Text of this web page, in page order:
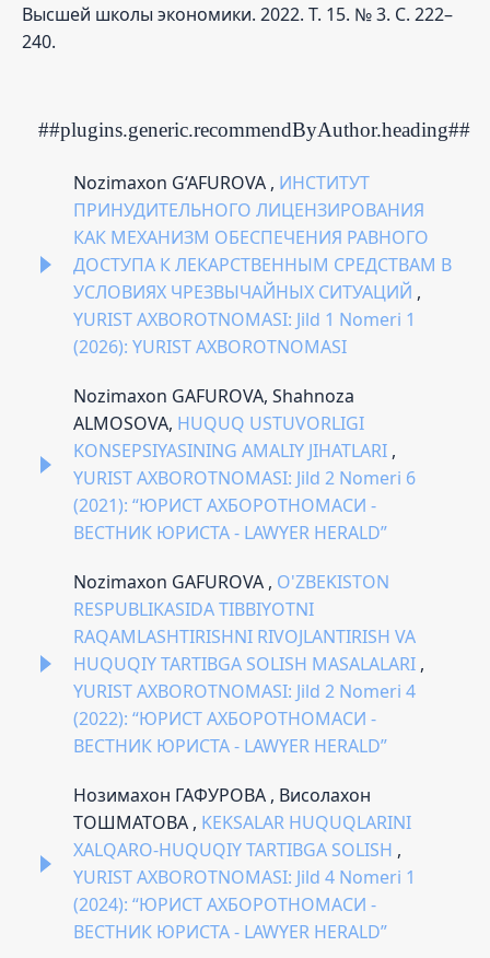
Высшей школы экономики. 2022. Т. 15. № 3. С. 222–
240.
##plugins.generic.recommendByAuthor.heading##
Nozimaxon G‘AFUROVA , ИНСТИТУТ
ПРИНУДИТЕЛЬНОГО ЛИЦЕНЗИРОВАНИЯ
КАК МЕХАНИЗМ ОБЕСПЕЧЕНИЯ РАВНОГО
ДОСТУПА К ЛЕКАРСТВЕННЫМ СРЕДСТВАМ В
УСЛОВИЯХ ЧРЕЗВЫЧАЙНЫХ СИТУАЦИЙ ,
YURIST AXBOROTNOMASI: Jild 1 Nomeri 1
(2026): YURIST AXBOROTNOMASI
Nozimaxon GAFUROVA, Shahnoza
ALMOSOVA, HUQUQ USTUVORLIGI
KONSEPSIYASINING AMALIY JIHATLARI ,
YURIST AXBOROTNOMASI: Jild 2 Nomeri 6
(2021): “ЮРИСТ АХБОРОТНОМАСИ -
ВЕСТНИК ЮРИСТА - LAWYER HERALD”
Nozimaxon GAFUROVA , O'ZBEKISTON
RESPUBLIKASIDA TIBBIYOTNI
RAQAMLASHTIRISHNI RIVOJLANTIRISH VA
HUQUQIY TARTIBGA SOLISH MASALALARI ,
YURIST AXBOROTNOMASI: Jild 2 Nomeri 4
(2022): “ЮРИСТ АХБОРОТНОМАСИ -
ВЕСТНИК ЮРИСТА - LAWYER HERALD”
Нозимахон ГАФУРОВА , Висолахон
ТОШМАТОВА , KEKSALAR HUQUQLARINI
XALQARO-HUQUQIY TARTIBGA SOLISH ,
YURIST AXBOROTNOMASI: Jild 4 Nomeri 1
(2024): “ЮРИСТ АХБОРОТНОМАСИ -
ВЕСТНИК ЮРИСТА - LAWYER HERALD”